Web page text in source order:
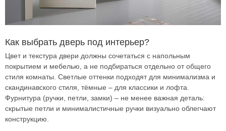
Как выбрать дверь под интерьер?
Цвет и текстура двери должны сочетаться с напольным
покрытием и мебелью, а не подбираться отдельно от общего
стиля комнаты. Светлые оттенки подходят для минимализма и
скандинавского стиля, тёмные – для классики и лофта.
Фурнитура (ручки, петли, замки) – не менее важная деталь:
скрытые петли и минималистичные ручки визуально облегчают
конструкцию.